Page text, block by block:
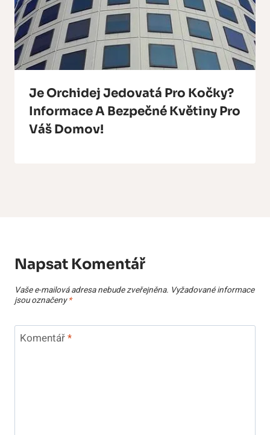
Je Orchidej Jedovatá Pro Kočky?
Informace A Bezpečné Květiny Pro
Váš Domov!
Napsat Komentář
Vaše e-mailová adresa nebude zveřejněna. Vyžadované informace
jsou označeny*
Komentář*